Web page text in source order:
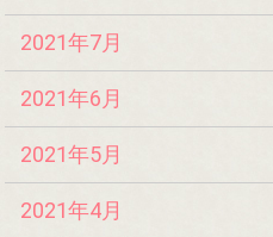
2021年7月
2021年6月
2021年5月
2021年4月